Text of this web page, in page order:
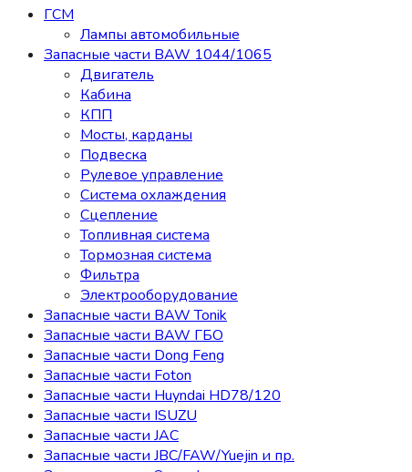
ГСМ
Лампы автомобильные
Запасные части BAW 1044/1065
Двигатель
Кабина
КПП
Мосты, карданы
Подвеска
Рулевое управление
Система охлаждения
Сцепление
Топливная система
Тормозная система
Фильтра
Электрооборудование
Запасные части BAW Tonik
Запасные части BAW ГБО
Запасные части Dong Feng
Запасные части Foton
Запасные части Huyndai HD78/120
Запасные части ISUZU
Запасные части JAC
Запасные части JBC/FAW/Yuejin и пр.